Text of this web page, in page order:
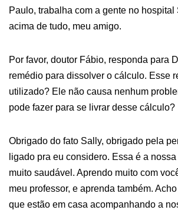
Paulo, trabalha com a gente no
acima de tudo, meu amigo.
Por favor, doutor Fábio, responda para
remédio para dissolver o cálculo. Esse
utilizado? Ele não causa nenhum
pode fazer para se livrar desse cálculo?
Obrigado do fato Sally, obrigado pela
ligado pra eu considero. Essa é a
muito saudável. Aprendo muito com
meu professor, e aprenda também.
que estão em casa acompanhando a